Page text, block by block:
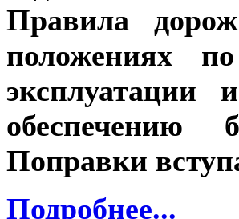
Правила
положениях
эксплуатации
обеспечению
Поправки
Подробнее...